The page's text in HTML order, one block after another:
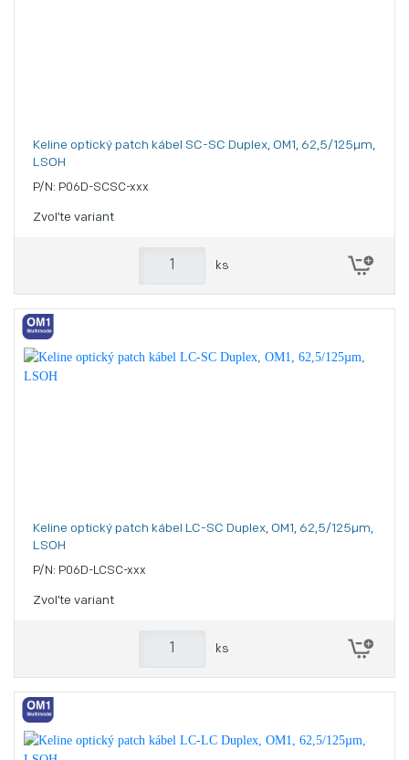
Keline optický patch kábel SC-SC Duplex, OM1, 62,5/125µm,
LSOH
P/N: P06D-SCSC-xxx
Zvoľte variant
ks
Keline optický patch kábel LC-SC Duplex, OM1, 62,5/125µm,
LSOH
P/N: P06D-LCSC-xxx
Zvoľte variant
ks